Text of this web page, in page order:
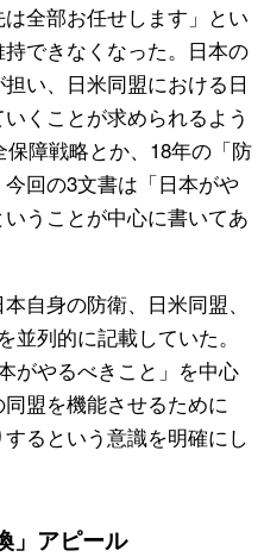
全部お任せします」とい
できなくなった。日本の
い、日米同盟における日
くことが求められるよう
障戦略とか、18年の「防
回の3文書は「日本がや
うことが中心に書いてあ
自身の防衛、日米同盟、
並列的に記載していた。
がやるべきこと」を中心
盟を機能させるために
るという意識を明確にし
」アピール